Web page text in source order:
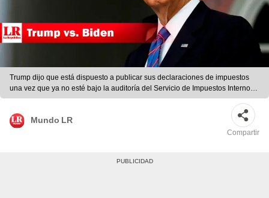
Trump dijo que está dispuesto a publicar sus declaraciones de impuestos
una vez que ya no esté bajo la auditoría del Servicio de Impuestos Internos.
Foto: EFE
Mundo LR
Compartir